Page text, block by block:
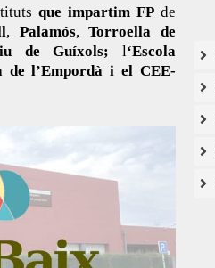
que impartim FPde
, Palamós,Torroella de
de Guíxols; l‘Escola
l’Empordà i el CEE-